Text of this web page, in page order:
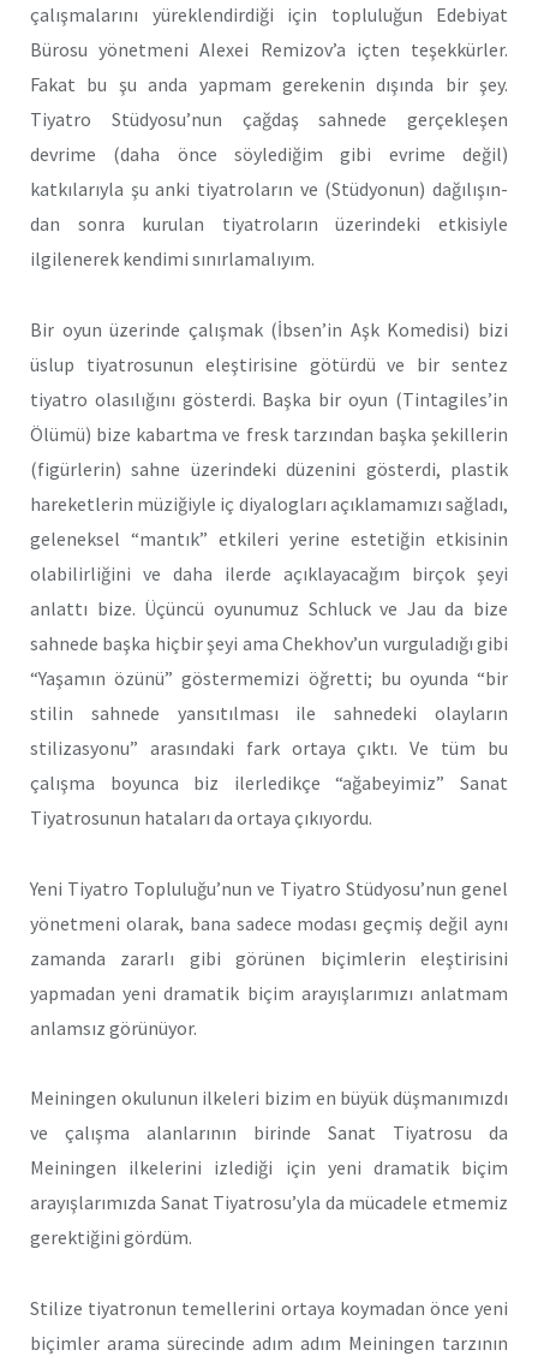
çalışmalarını yüreklendirdiği için topluluğun Edebi­yat
Bürosu yönetmeni AIexei Remizov’a içten teşekkürler.
Fakat bu şu anda yapmam gerekenin dışında bir şey.
Tiyatro Stüdyosu’nun çağdaş sahnede gerçekleşen
devrime (daha önce söylediğim gibi ev­rime değil)
katkılarıyla şu anki tiyatroların ve (Stüdyonun) dağılışın­
dan sonra kurulan tiyatroların üzerindeki etkisiyle
ilgilenerek kendimi sınırlamalıyım.
Bir oyun üzerinde çalışmak (İbsen’in Aşk Komedisi) bizi
üslup tiyatrosunun eleştirisine götürdü ve bir sentez
tiyatro olasılığını gös­terdi. Başka bir oyun (Tintagiles’in
Ölümü) bize kabartma ve fresk tarzından başka şekillerin
(figürlerin) sahne üzerindeki düzenini gös­terdi, plastik
hareketlerin müziğiyle iç diyalogları açıklamamızı sağ­ladı,
geleneksel “mantık” etkileri yerine estetiğin etkisinin
olabilir­liğini ve daha ilerde açıklayacağım birçok şeyi
anlattı bize. Üçüncü oyunumuz Schluck ve Jau da bize
sahnede başka hiçbir şeyi ama Chekhov’un vurguladığı gibi
“Yaşamın özünü” göstermemizi öğretti; bu oyunda “bir
stilin sahnede yansıtılması ile sahnedeki olayların
stilizasyonu” arasındaki fark ortaya çıktı. Ve tüm bu
çalışma boyun­ca biz ilerledikçe “ağabeyimiz” Sanat
Tiyatrosunun hataları da ortaya çıkıyordu.
Yeni Tiyatro Topluluğu’nun ve Tiyatro Stüdyosu’nun genel
yönet­meni olarak, bana sadece modası geçmiş değil aynı
zamanda zararlı gibi görünen biçimlerin eleştirisini
yapmadan yeni dramatik biçim arayışlarımızı anlatmam
anlamsız görünüyor.
Meiningen okulunun ilkeleri bizim en büyük düşmanımızdı
ve çalışma alanlarının birinde Sanat Tiyatrosu da
Meiningen ilkelerini izle­diği için yeni dramatik biçim
arayışlarımızda Sanat Tiyatrosu’yla da mücadele etmemiz
gerektiğini gördüm.
Stilize tiyatronun temellerini ortaya koymadan önce yeni
biçim­ler arama sürecinde adım adım Meiningen tarzının